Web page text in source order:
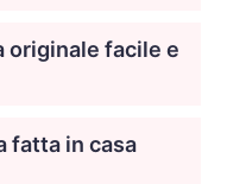
originale facile e
fatta in casa